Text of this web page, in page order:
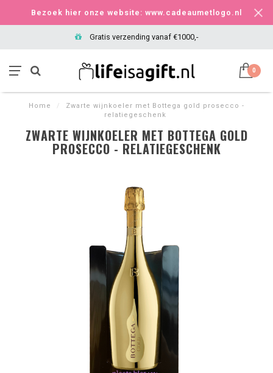
Bezoek hier onze website: www.cadeaumetlogo.nl
Gratis verzending vanaf €1000,-
0
Home /
Zwarte wijnkoeler met Bottega gold prosecco -
relatiegeschenk
ZWARTE WIJNKOELER MET BOTTEGA GOLD
PROSECCO - RELATIEGESCHENK